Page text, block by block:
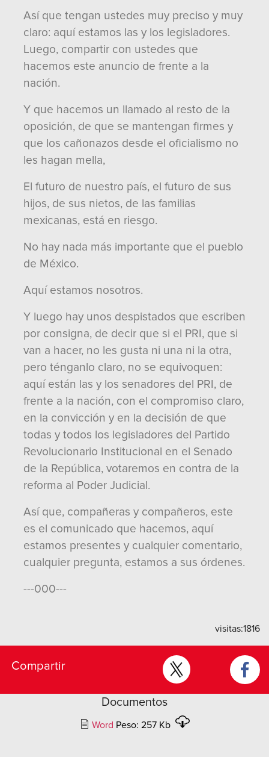
Así que tengan ustedes muy preciso y muy
claro: aquí estamos las y los legisladores.
Luego, compartir con ustedes que
hacemos este anuncio de frente a la
nación.
Y que hacemos un llamado al resto de la
oposición, de que se mantengan firmes y
que los cañonazos desde el oficialismo no
les hagan mella,
El futuro de nuestro país, el futuro de sus
hijos, de sus nietos, de las familias
mexicanas, está en riesgo.
No hay nada más importante que el pueblo
de México.
Aquí estamos nosotros.
Y luego hay unos despistados que escriben
por consigna, de decir que si el PRI, que si
van a hacer, no les gusta ni una ni la otra,
pero ténganlo claro, no se equivoquen:
aquí están las y los senadores del PRI, de
frente a la nación, con el compromiso claro,
en la convicción y en la decisión de que
todas y todos los legisladores del Partido
Revolucionario Institucional en el Senado
de la República, votaremos en contra de la
reforma al Poder Judicial.
Así que, compañeras y compañeros, este
es el comunicado que hacemos, aquí
estamos presentes y cualquier comentario,
cualquier pregunta, estamos a sus órdenes.
---000---
visitas:1816
Compartir
Documentos
Word Peso: 257 Kb